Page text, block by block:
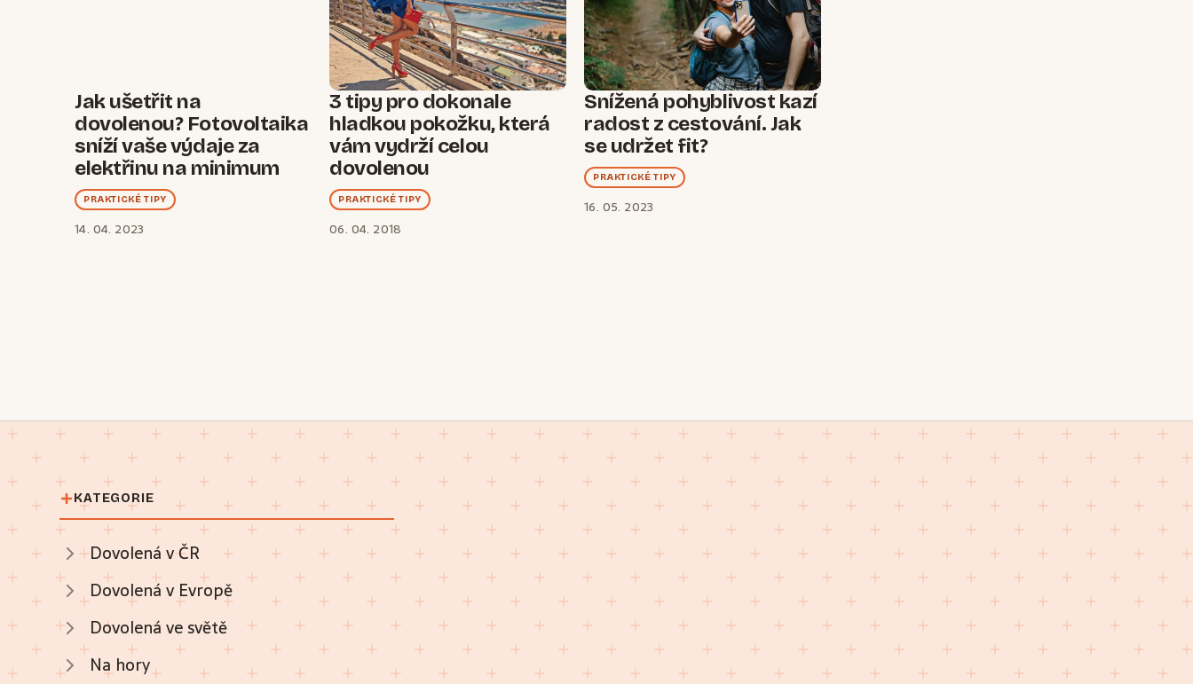
Jak ušetřit na
dovolenou? Fotovoltaika
sníží vaše výdaje za
elektřinu na minimum
PRAKTICKÉ TIPY
14. 04. 2023
3 tipy pro dokonale
hladkou pokožku, která
vám vydrží celou
dovolenou
PRAKTICKÉ TIPY
06. 04. 2018
Snížená pohyblivost kazí
radost z cestování. Jak
se udržet fit?
PRAKTICKÉ TIPY
16. 05. 2023
KATEGORIE
Dovolená v ČR
Dovolená v Evropě
Dovolená ve světě
Na hory